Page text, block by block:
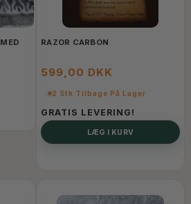
RAZOR CARBON
599,00 DKK
2 Stk Tilbage På Lager
GRATIS LEVERING!
LÆG I KURV